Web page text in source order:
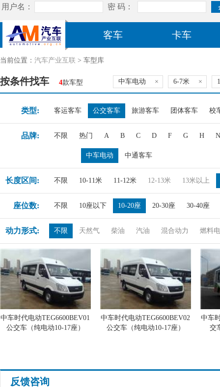
客车 卡车
当前位置： 汽车产业互联 > 车型库
按条件找车 4款车型 中车电动 × 6-7米 ×
类型: 客运客车 公交客车 旅游客车 团体客车 校
品牌: 不限 热门 A B C D F G H N
中车电动 中通客车
长度区间: 不限 10-11米 11-12米 12-13米 13米以上
座位数: 不限 10座以下 10-20座 20-30座 30-40座
动力形式: 不限 天然气 柴油 汽油 混合动力 燃料
中车时代电动TEG6600BEV01
公交车（纯电动10-17座）
中车时代电动TEG6600BEV02
公交车（纯电动10-17座）
中车
交
反馈咨询